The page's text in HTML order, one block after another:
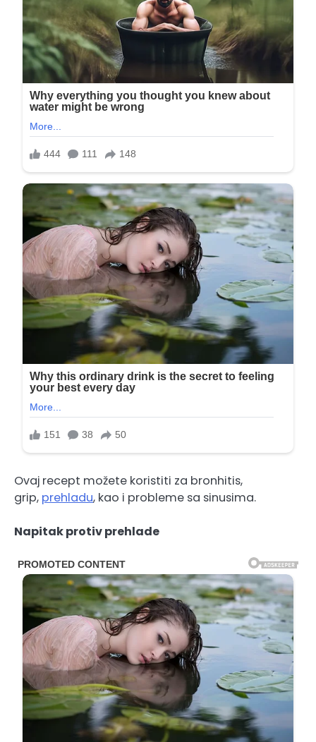
Ovaj recept možete koristiti za bronhitis,
grip, prehladu, kao i probleme sa sinusima.
Napitak protiv prehlade